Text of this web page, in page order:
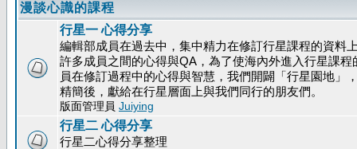
漫談心識的課程
行星一 心得分享
編輯部成員在過去中，集中精力在修訂行星課程的資料
許多成員之間的心得與QA，為了使海內外進入行星課
員在修訂過程中的心得與智慧，我們開闢「行星園地」
精簡後，獻給在行星層面上與我們同行的朋友們。
版面管理員 Juiying
行星二 心得分享
行星二心得分享整理